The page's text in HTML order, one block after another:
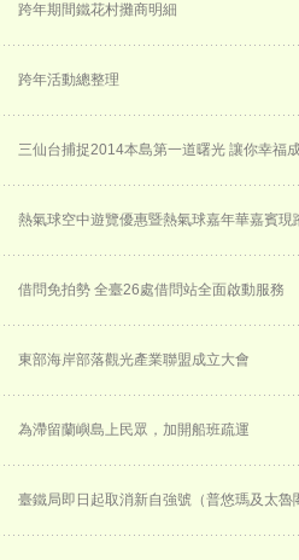
跨年期間鐵花村攤商明細
跨年活動總整理
三仙台捕捉2014本島第一道曙光 讓你幸福
熱氣球空中遊覽優惠暨熱氣球嘉年華嘉賓現
借問免拍勢 全臺26處借問站全面啟動服務
東部海岸部落觀光產業聯盟成立大會
為滯留蘭嶼島上民眾，加開船班疏運
臺鐵局即日起取消新自強號（普悠瑪及太